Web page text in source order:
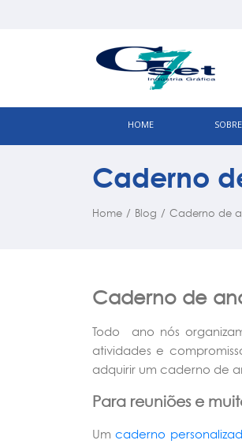
HOME
Caderno
Home / Blog / Caderno de
Caderno de
Todo ano nós
atividades e
adquirir um caderno de
Para reuniões e
Umcaderno